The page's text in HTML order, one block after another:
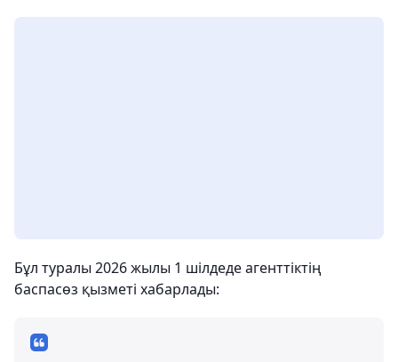
Бұл туралы 2026 жылы 1 шілдеде агенттіктің
баспасөз қызметі хабарлады: